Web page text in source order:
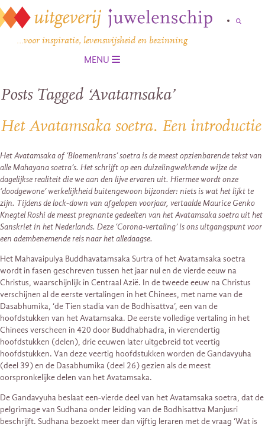
…voor inspiratie, levenswijsheid en bezinning
MENU
Posts Tagged ‘Avatamsaka’
Het Avatamsaka soetra. Een introductie
Het Avatamsaka of ‘Bloemenkrans’ soetra is de meest opzienbarende tekst van
alle Mahayana soetra’s. Het schrijft op een duizelingwekkende wijze de
dagelijkse realiteit die we aan den lijve ervaren uit. Hiermee wordt onze
‘doodgewone’ werkelijkheid buitengewoon bijzonder: niets is wat het lijkt te
zijn. Tijdens de lock-down van afgelopen voorjaar, vertaalde Maurice Genko
Knegtel Roshi de meest pregnante gedeelten van het Avatamsaka soetra uit het
Sanskriet in het Nederlands. Deze ‘Corona-vertaling’ is ons uitgangspunt voor
een adembenemende reis naar het alledaagse.
Het Mahavaipulya Buddhavatamsaka Surtra of het Avatamsaka soetra
wordt in fasen geschreven tussen het jaar nul en de vierde eeuw na
Christus, waarschijnlijk in Centraal Azië. In de tweede eeuw na Christus
verschijnen al de eerste vertalingen in het Chinees, met name van de
Dasabhumika, ‘de Tien stadia van de Bodhisattva’, een van de
hoofdstukken van het Avatamsaka. De eerste volledige vertaling in het
Chinees verscheen in 420 door Buddhabhadra, in vierendertig
hoofdstukken (delen), drie eeuwen later uitgebreid tot veertig
hoofdstukken. Van deze veertig hoofdstukken worden de Gandavyuha
(deel 39) en de Dasabhumika (deel 26) gezien als de meest
oorspronkelijke delen van het Avatamsaka.
De Gandavyuha beslaat een-vierde deel van het Avatamsaka soetra, dat de
pelgrimage van Sudhana onder leiding van de Bodhisattva Manjusri
beschrijft. Sudhana bezoekt meer dan vijftig leraren met de vraag ‘Wat is